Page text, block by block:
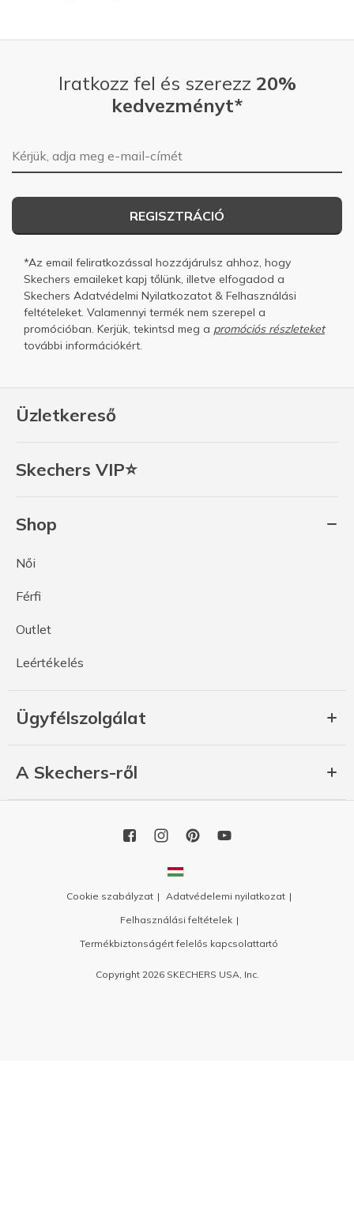
Üzletkereső
Skechers VIP⭐
Shop
Női
Férfi
Outlet
Leértékelés
Ügyfélszolgálat
A Skechers-ről
Iratkozz fel és szerezz 20%
kedvezményt*
E-mail-cím
REGISZTRÁCIÓ
*Az email feliratkozással hozzájárulsz ahhoz, hogy
Skechers emaileket kapj tőlünk, illetve elfogadod a
Skechers Adatvédelmi Nyilatkozatot & Felhasználási
feltételeket. Valamennyi termék nem szerepel a
promócióban. Kerjük, tekintsd meg a promóciós részleteket
további információkért.
Cookie szabályzat
Adatvédelemi nyilatkozat
Felhasználási feltételek
Termékbiztonságért felelős kapcsolattartó
Copyright 2026 SKECHERS USA, Inc.